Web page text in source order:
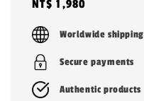
Regular
price
NT$ 1,980
Worldwide shipping
Secure payments
Authentic products